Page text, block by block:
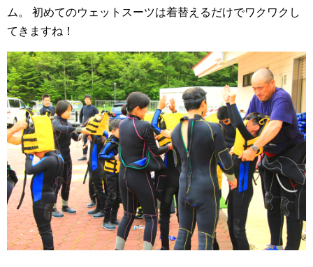
ム。
初めてのウェットスーツは着替えるだけでワクワクし
てきますね！